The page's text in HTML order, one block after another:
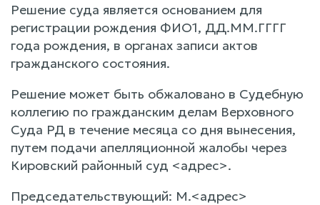
Решение суда является основанием для
регистрации рождения ФИО1, ДД.ММ.ГГГГ
года рождения, в органах записи актов
гражданского состояния.
Решение может быть обжаловано в Судебную
коллегию по гражданским делам Верховного
Суда РД в течение месяца со дня вынесения,
путем подачи апелляционной жалобы через
Кировский районный суд <адрес>.
Председательствующий: М.<адрес>